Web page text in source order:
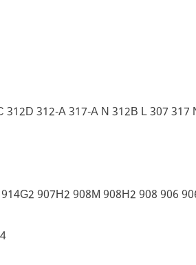
312D 312-A 317-A N 312B L 307 317
907H2 908M 908H2 908 906